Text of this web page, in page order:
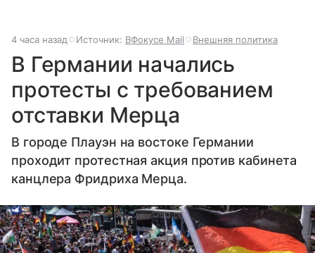
4 часа назад Источник: ВФокусе Mail Внешняя политика
В Германии начались
протесты с требованием
отставки Мерца
В городе Плауэн на востоке Германии
проходит протестная акция против кабинета
канцлера Фридриха Мерца.